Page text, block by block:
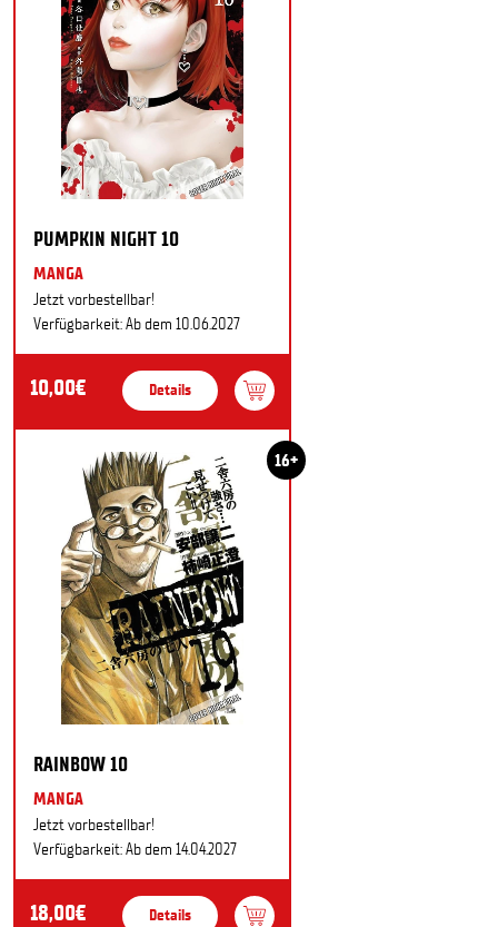
PUMPKIN NIGHT 10
MANGA
Jetzt vorbestellbar!
Verfügbarkeit: Ab dem 10.06.2027
10,00€ Details
16+
RAINBOW 10
MANGA
Jetzt vorbestellbar!
Verfügbarkeit: Ab dem 14.04.2027
18,00€ Details